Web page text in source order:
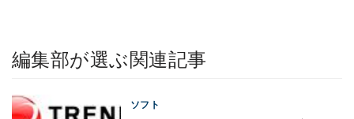
編集部が選ぶ関連記事
ソフト